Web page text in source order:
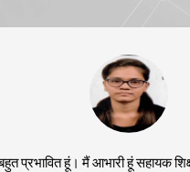
प्रभावित हूं। मैं आभारी हूं सहायक